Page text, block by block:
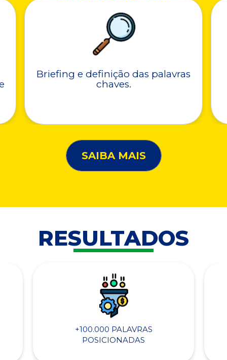
Briefing e definição das palavras
chaves.
SAIBA MAIS
RESULTADOS
+100.000 PALAVRAS
POSICIONADAS